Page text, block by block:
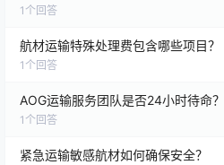
1 个回答
航材运输特殊处理费包含哪些项目？
1 个回答
AOG运输服务团队是否24小时待命？
1 个回答
紧急运输敏感航材如何确保安全？